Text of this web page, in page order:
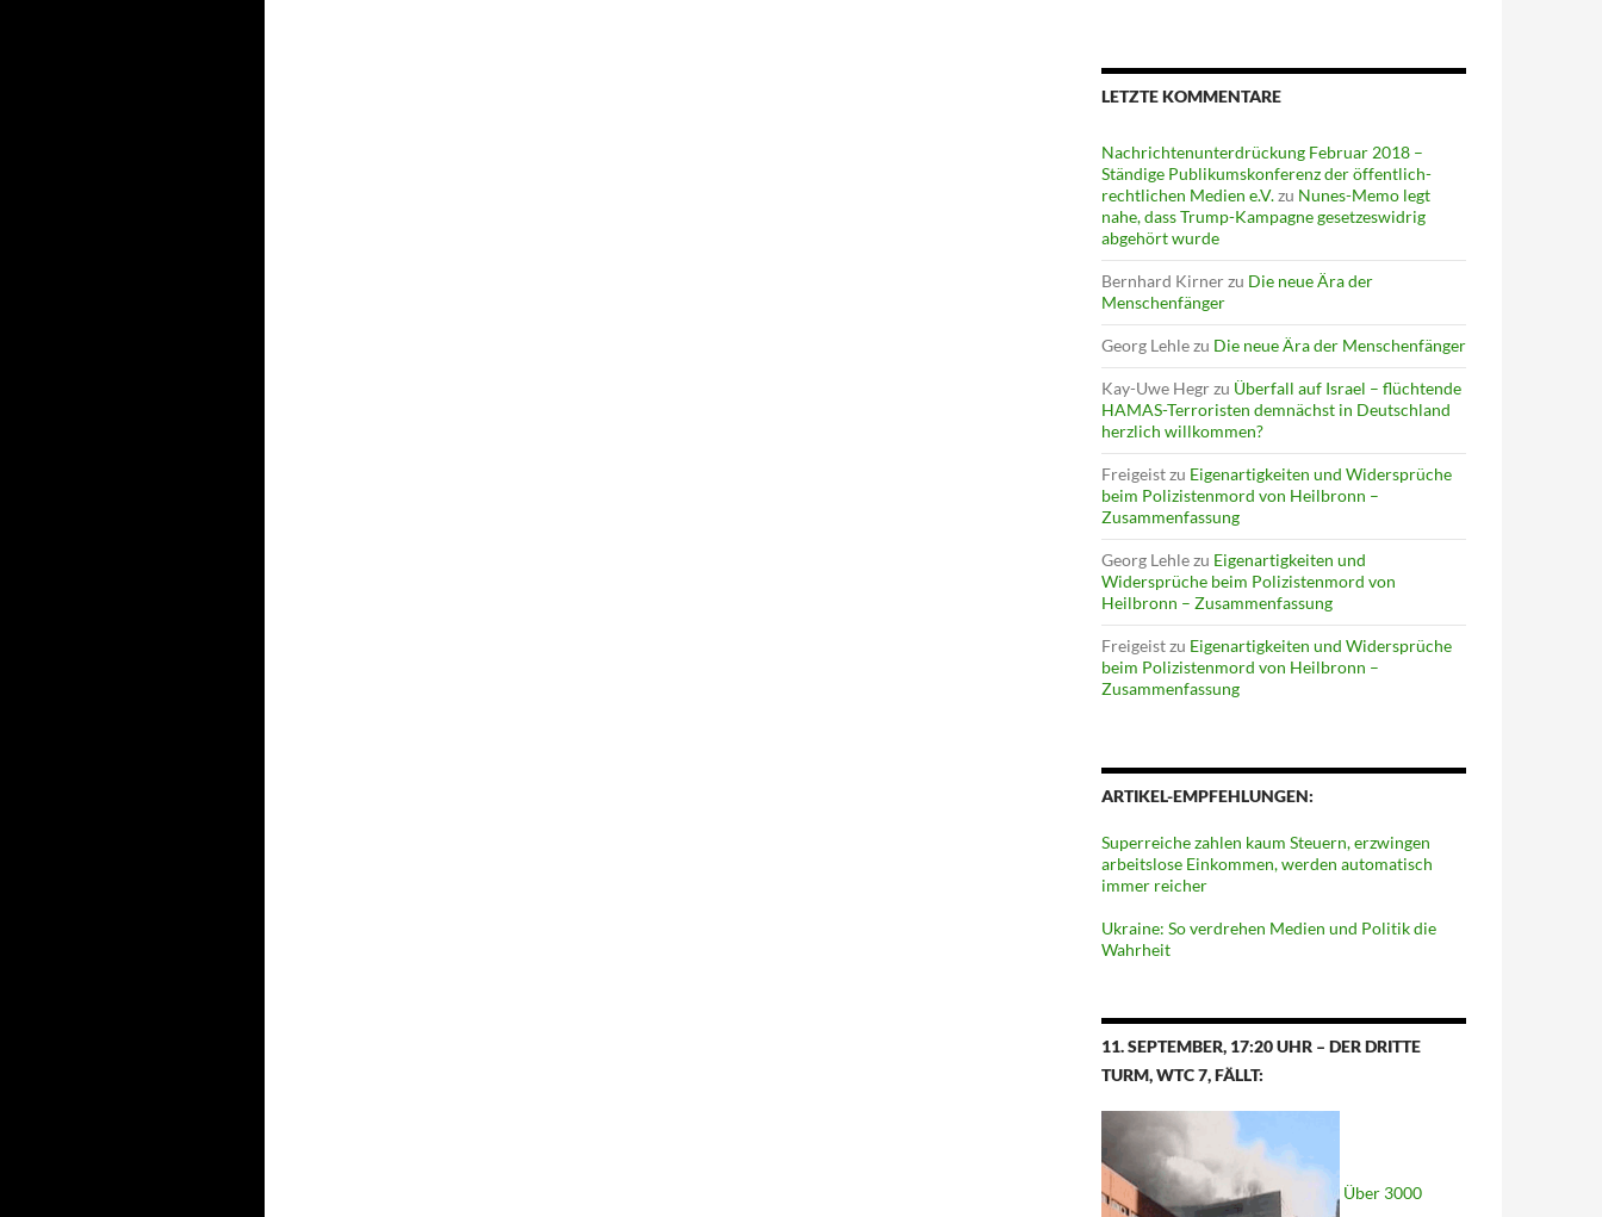
LETZTE KOMMENTARE
Nachrichtenunterdrückung Februar 2018 –
Ständige Publikumskonferenz der öffentlich-
rechtlichen Medien e.V.zu Nunes-Memo legt
nahe, dass Trump-Kampagne gesetzeswidrig
abgehört wurde
Bernhard Kirnerzu Die neue Ära der
Menschenfänger
Georg Lehlezu Die neue Ära der Menschenfänger
Kay-Uwe Hegrzu Überfall auf Israel – flüchtende
HAMAS-Terroristen demnächst in Deutschland
herzlich willkommen?
Freigeistzu Eigenartigkeiten und Widersprüche
beim Polizistenmord von Heilbronn –
Zusammenfassung
Georg Lehlezu Eigenartigkeiten und
Widersprüche beim Polizistenmord von
Heilbronn – Zusammenfassung
Freigeistzu Eigenartigkeiten und Widersprüche
beim Polizistenmord von Heilbronn –
Zusammenfassung
ARTIKEL-EMPFEHLUNGEN:
Superreiche zahlen kaum Steuern, erzwingen
arbeitslose Einkommen, werden automatisch
immer reicher
Ukraine: So verdrehen Medien und Politik die
Wahrheit
11. SEPTEMBER, 17:20 UHR – DER DRITTE
TURM, WTC 7, FÄLLT:
Über 3000